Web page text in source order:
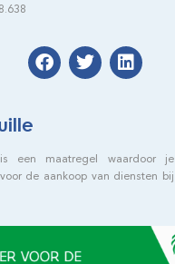
is een maatregel waardoor je
de aankoop van diensten bij